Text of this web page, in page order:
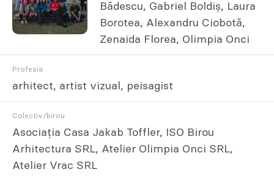
Bădescu, Gabriel Boldiș, Laura
Borotea, Alexandru Ciobotă,
Zenaida Florea, Olimpia Onci
Profesia
arhitect, artist vizual, peisagist
Colectiv/birou
Asociația Casa Jakab Toffler, ISO Birou
Arhitectura SRL, Atelier Olimpia Onci SRL,
Atelier Vrac SRL